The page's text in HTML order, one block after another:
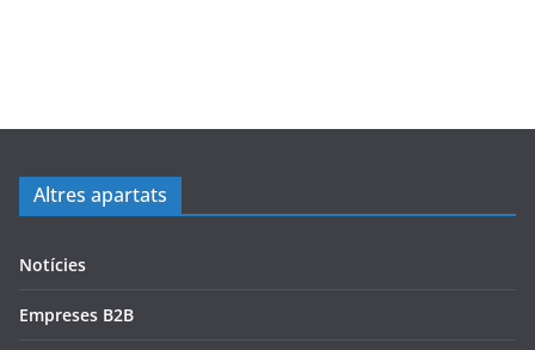
Altres apartats
Notícies
Empreses B2B